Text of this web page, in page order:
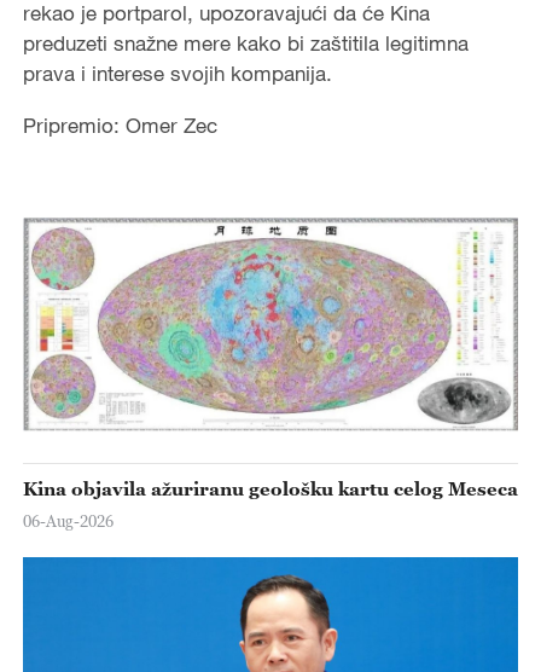
rekao je portparol, upozoravajući da će Kina
preduzeti snažne mere kako bi zaštitila legitimna
prava i interese svojih kompanija.
Pripremio: Omer Zec
Kina objavila ažuriranu geološku kartu celog Meseca
06-Aug-2026